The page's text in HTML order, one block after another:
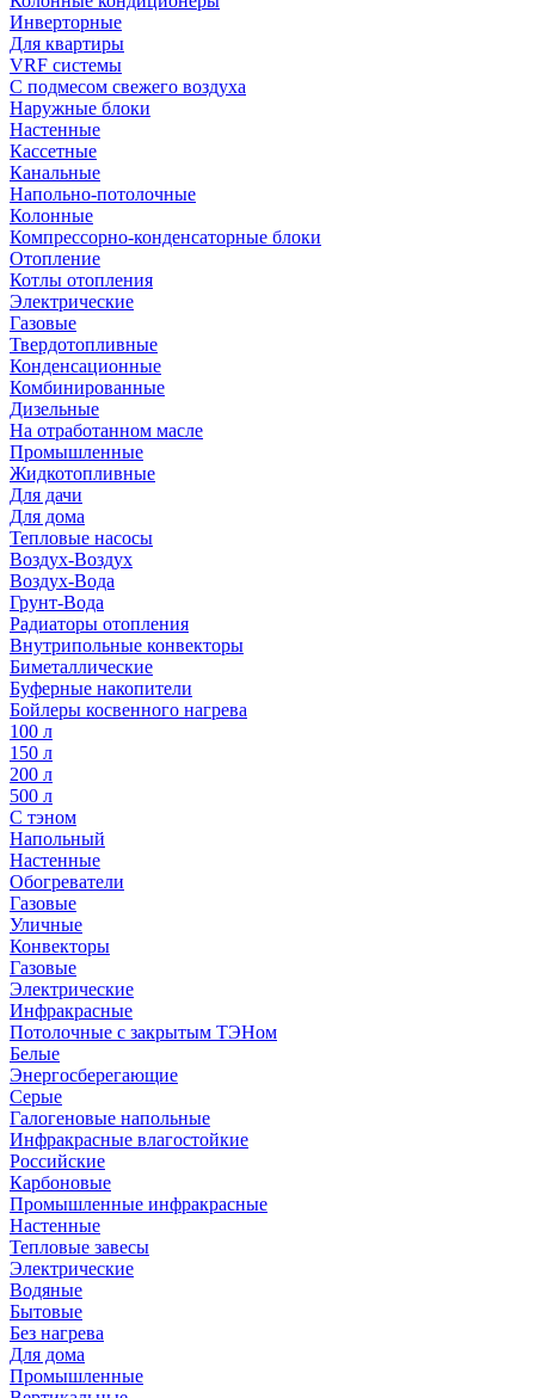
Инверторные
Для квартиры
VRF системы
С подмесом свежего воздуха
Наружные блоки
Настенные
Кассетные
Канальные
Напольно-потолочные
Колонные
Компрессорно-конденсаторные блоки
Отопление
Котлы отопления
Электрические
Газовые
Твердотопливные
Конденсационные
Комбинированные
Дизельные
На отработанном масле
Промышленные
Жидкотопливные
Для дачи
Для дома
Тепловые насосы
Воздух-Воздух
Воздух-Вода
Грунт-Вода
Радиаторы отопления
Внутрипольные конвекторы
Биметаллические
Буферные накопители
Бойлеры косвенного нагрева
100 л
150 л
200 л
500 л
С тэном
Напольный
Настенные
Обогреватели
Газовые
Уличные
Конвекторы
Газовые
Электрические
Инфракрасные
Потолочные с закрытым ТЭНом
Белые
Энергосберегающие
Серые
Галогеновые напольные
Инфракрасные влагостойкие
Российские
Карбоновые
Промышленные инфракрасные
Настенные
Тепловые завесы
Электрические
Водяные
Бытовые
Без нагрева
Для дома
Промышленные